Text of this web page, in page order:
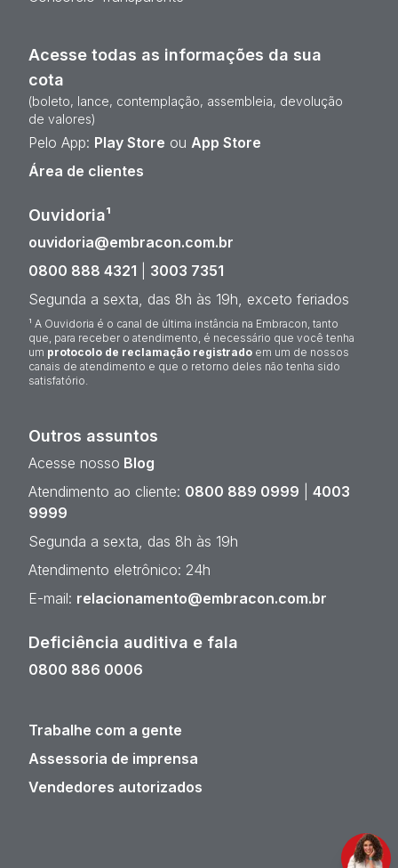
Acesse todas as informações da sua
cota
(boleto, lance, contemplação, assembleia, devolução
de valores)
Pelo App: Play Store ou App Store
Área de clientes
Ouvidoria¹
ouvidoria@embracon.com.br
0800 888 4321
3003 7351
Segunda a sexta, das 8h às 19h, exceto feriados
¹ A Ouvidoria é o canal de última instância na Embracon, tanto
que, para receber o atendimento, é necessário que você tenha
um protocolo de reclamação registrado em um de nossos
canais de atendimento e que o retorno deles não tenha sido
satisfatório.
Outros assuntos
Acesse nosso Blog
Atendimento ao cliente: 0800 889 0999
4003
9999
Segunda a sexta, das 8h às 19h
Atendimento eletrônico: 24h
E-mail: relacionamento@embracon.com.br
Deficiência auditiva e fala
0800 886 0006
Trabalhe com a gente
Assessoria de imprensa
Vendedores autorizados